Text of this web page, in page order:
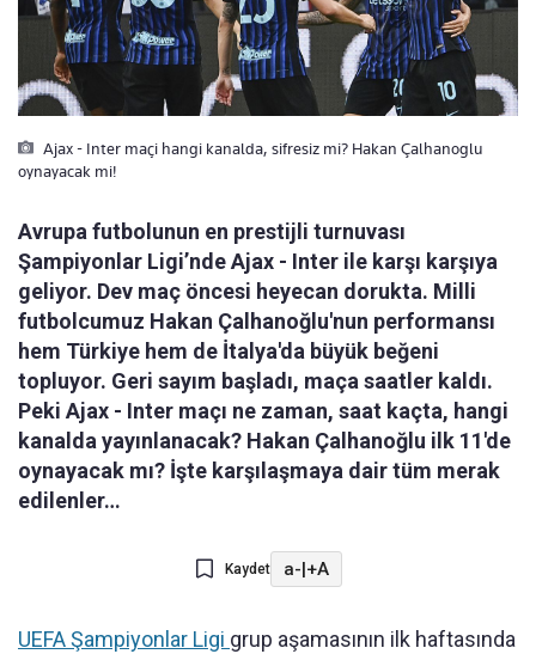
Ajax - Inter maçi hangi kanalda, sifresiz mi? Hakan Çalhanoglu
oynayacak mi!
Avrupa futbolunun en prestijli turnuvası
Şampiyonlar Ligi’nde Ajax - Inter ile karşı karşıya
geliyor. Dev maç öncesi heyecan dorukta. Milli
futbolcumuz Hakan Çalhanoğlu'nun performansı
hem Türkiye hem de İtalya'da büyük beğeni
topluyor. Geri sayım başladı, maça saatler kaldı.
Peki Ajax - Inter maçı ne zaman, saat kaçta, hangi
kanalda yayınlanacak? Hakan Çalhanoğlu ilk 11'de
oynayacak mı? İşte karşılaşmaya dair tüm merak
edilenler…
Kaydet a-|+A
UEFA Şampiyonlar Ligi grup aşamasının ilk haftasında